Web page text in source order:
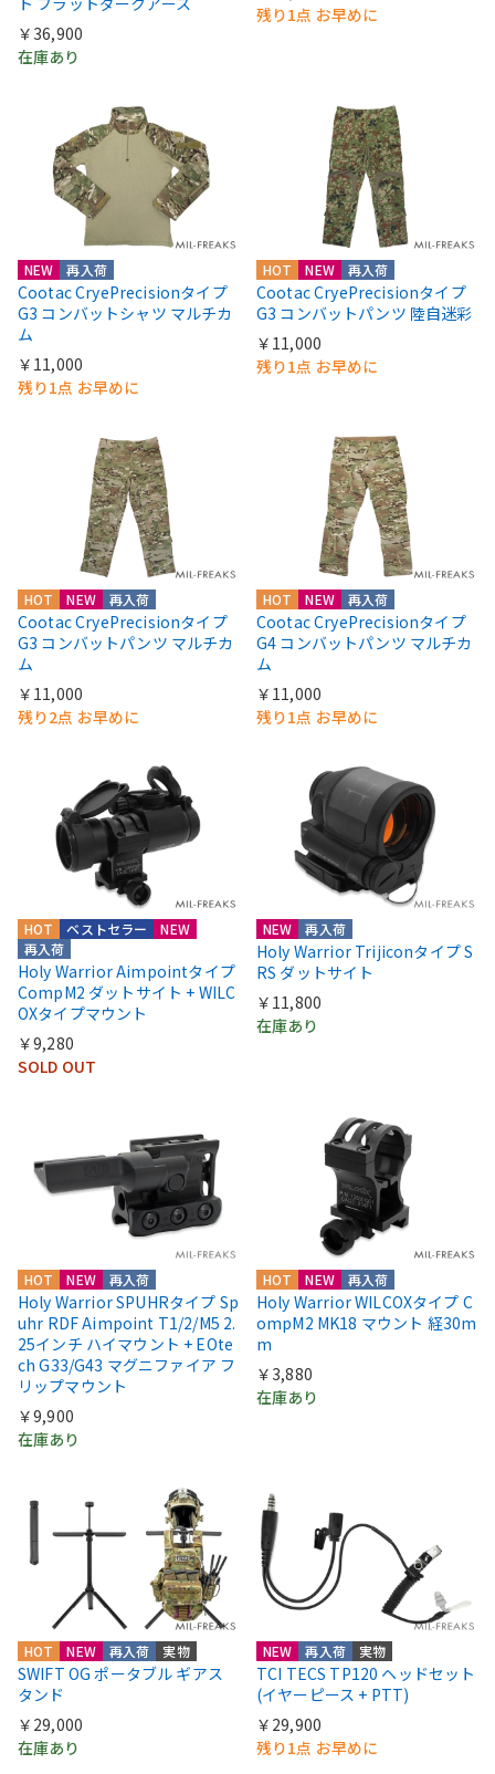
￥36,900
在庫あり
残り1点 お早めに
NEW 再入荷
Cootac CryePrecisionタイプ
G3 コンバットシャツ マルチカ
ム
￥11,000
残り1点 お早めに
HOT NEW 再入荷
Cootac CryePrecisionタイプ
G3 コンバットパンツ 陸自迷彩
￥11,000
残り1点 お早めに
HOT NEW 再入荷
Cootac CryePrecisionタイプ
G3 コンバットパンツ マルチカ
ム
￥11,000
残り2点 お早めに
HOT NEW 再入荷
Cootac CryePrecisionタイプ
G4 コンバットパンツ マルチカ
ム
￥11,000
残り1点 お早めに
HOT
NEW
再入荷
ベストセラー
Holy Warrior Aimpointタイプ
CompM2 ダットサイト + WILC
OXタイプマウント
￥9,280
SOLD OUT
NEW 再入荷
Holy Warrior Trijiconタイプ S
RS ダットサイト
￥11,800
在庫あり
HOT NEW 再入荷
Holy Warrior SPUHRタイプ Sp
uhr RDF Aimpoint T1/2/M5 2.
25インチ ハイマウント + EOte
ch G33/G43 マグニファイア フ
リップマウント
￥9,900
在庫あり
HOT NEW 再入荷
Holy Warrior WILCOXタイプ C
ompM2 MK18 マウント 経30m
m
￥3,880
在庫あり
HOT NEW 再入荷 実物
SWIFT OG ポータブル ギアス
タンド
￥29,000
在庫あり
NEW 再入荷 実物
TCI TECS TP120 ヘッドセット
(イヤーピース + PTT)
￥29,900
残り1点 お早めに